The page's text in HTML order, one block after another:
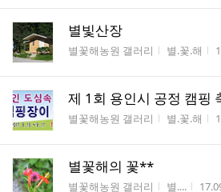
별빛산장
게시판명
별꽃해농원 갤러리 작성자
별.꽃.해
제 1회 용인시 공정 캠핑
게시판명
별꽃해농원 갤러리 작성자
별.꽃.해
별꽃해의 꽃**
게시판명
별꽃해농원 갤러리 작성자
별.... 작성